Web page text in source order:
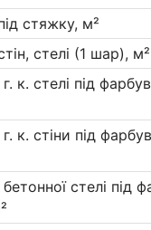
стяжку, м²
стелі (1 шар), м²
к. стелі під
г. к. стіни під
стелі під